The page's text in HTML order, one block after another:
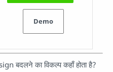
Demo
बदलने का विकल्प कहाँ होता है?